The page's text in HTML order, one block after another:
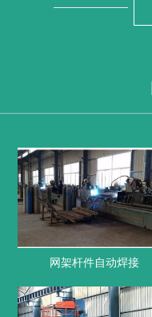
网架杆件自动焊接